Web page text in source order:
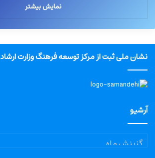
نمایش بیشتر
نشان ملی ثبت از مرکز توسعه فرهنگ وزارت ارشاد
آرشیو
آرشیو